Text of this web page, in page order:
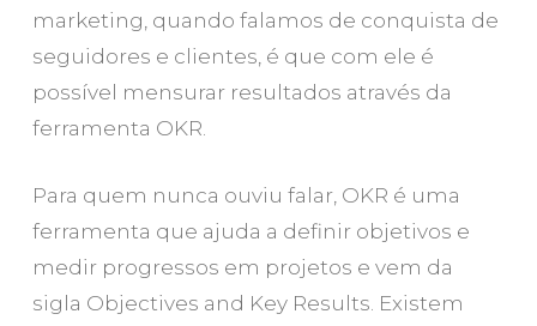
marketing, quando falamos de conquista de
seguidores e clientes, é que com ele é
possível mensurar resultados através da
ferramenta OKR.
Para quem nunca ouviu falar, OKR é uma
ferramenta que ajuda a definir objetivos e
medir progressos em projetos e vem da
sigla Objectives and Key Results. Existem